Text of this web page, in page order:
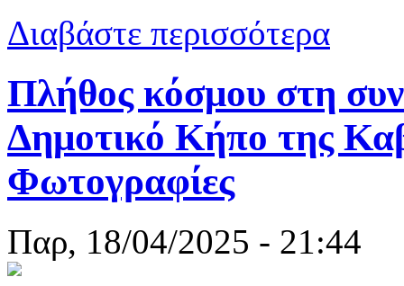
Διαβάστε περισσότερα
Πλήθος κόσμου στη
Δημοτικό Κήπο της
Φωτογραφίες
Παρ, 18/04/2025 - 21:44